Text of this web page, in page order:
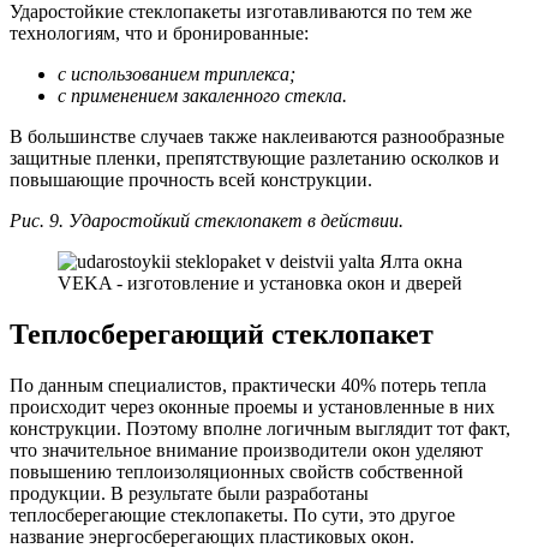
Ударостойкие стеклопакеты изготавливаются по тем же
технологиям, что и бронированные:
с использованием триплекса;
с применением закаленного стекла.
В большинстве случаев также наклеиваются разнообразные
защитные пленки, препятствующие разлетанию осколков и
повышающие прочность всей конструкции.
Рис. 9. Ударостойкий стеклопакет в действии.
Теплосберегающий стеклопакет
По данным специалистов, практически 40% потерь тепла
происходит через оконные проемы и установленные в них
конструкции. Поэтому вполне логичным выглядит тот факт,
что значительное внимание производители окон уделяют
повышению теплоизоляционных свойств собственной
продукции. В результате были разработаны
теплосберегающие стеклопакеты. По сути, это другое
название энергосберегающих пластиковых окон.